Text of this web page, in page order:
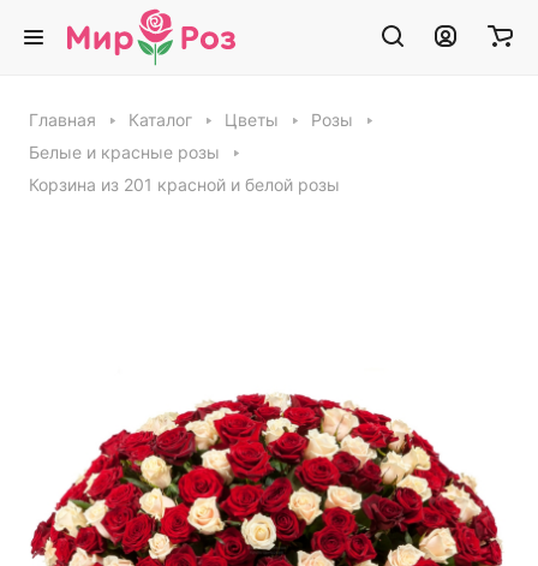
Главная Каталог Цветы
Розы
Белые и красные розы
Корзина из 201 красной и белой розы